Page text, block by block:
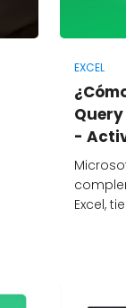
EXCEL
-
Excel,